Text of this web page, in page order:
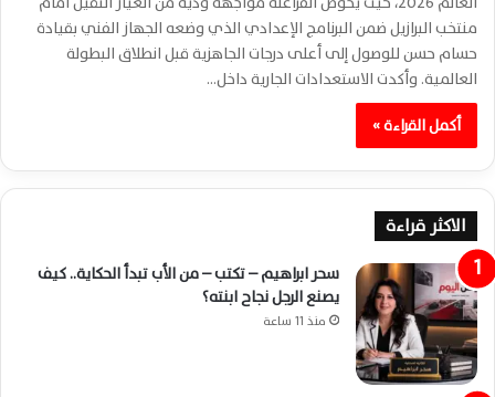
منتخب البرازيل ضمن البرنامج الإعدادي الذي وضعه الجهاز الفني بقيادة
حسام حسن للوصول إلى أعلى درجات الجاهزية قبل انطلاق البطولة
العالمية. وأكدت الاستعدادات الجارية داخل…
أكمل القراءة »
الاكثر قراءة
سحر ابراهيم – تكتب – من الأب تبدأ الحكاية.. كيف
يصنع الرجل نجاح ابنته؟
منذ 11 ساعة